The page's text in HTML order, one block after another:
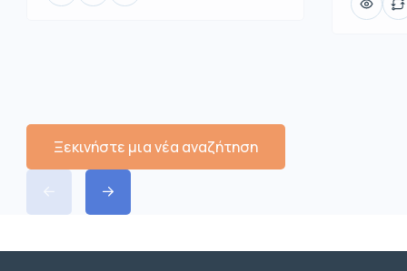
Ξεκινήστε μια νέα αναζήτηση